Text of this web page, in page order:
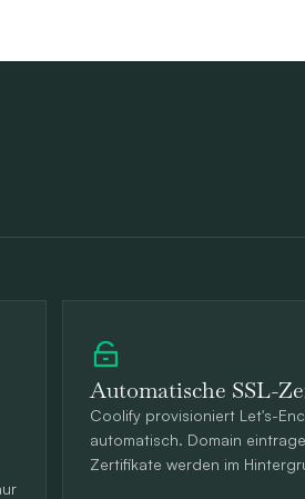
Automatische SSL-
Coolify provisioniert Let's-
automatisch. Domain
Zertifikate werden im